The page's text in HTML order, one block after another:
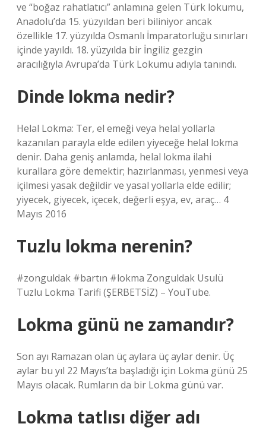
ve “boğaz rahatlatıcı” anlamına gelen Türk lokumu,
Anadolu’da 15. yüzyıldan beri biliniyor ancak
özellikle 17. yüzyılda Osmanlı İmparatorluğu sınırları
içinde yayıldı. 18. yüzyılda bir İngiliz gezgin
aracılığıyla Avrupa’da Türk Lokumu adıyla tanındı.
Dinde lokma nedir?
Helal Lokma: Ter, el emeği veya helal yollarla
kazanılan parayla elde edilen yiyeceğe helal lokma
denir. Daha geniş anlamda, helal lokma ilahi
kurallara göre demektir; hazırlanması, yenmesi veya
içilmesi yasak değildir ve yasal yollarla elde edilir;
yiyecek, giyecek, içecek, değerli eşya, ev, araç… 4
Mayıs 2016
Tuzlu lokma nerenin?
#zonguldak #bartın #lokma Zonguldak Usulü
Tuzlu Lokma Tarifi (ŞERBETSİZ) – YouTube.
Lokma günü ne zamandır?
Son ayı Ramazan olan üç aylara üç aylar denir. Üç
aylar bu yıl 22 Mayıs’ta başladığı için Lokma günü 25
Mayıs olacak. Rumların da bir Lokma günü var.
Lokma tatlısı diğer adı